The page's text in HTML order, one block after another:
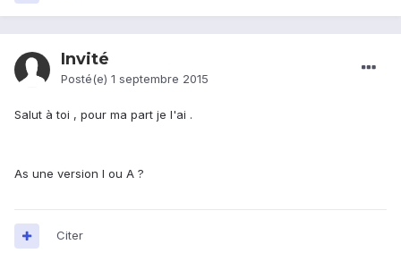
Invité
Posté(e) 1 septembre 2015
Salut à toi , pour ma part je l'ai .
As une version I ou A ?
Citer